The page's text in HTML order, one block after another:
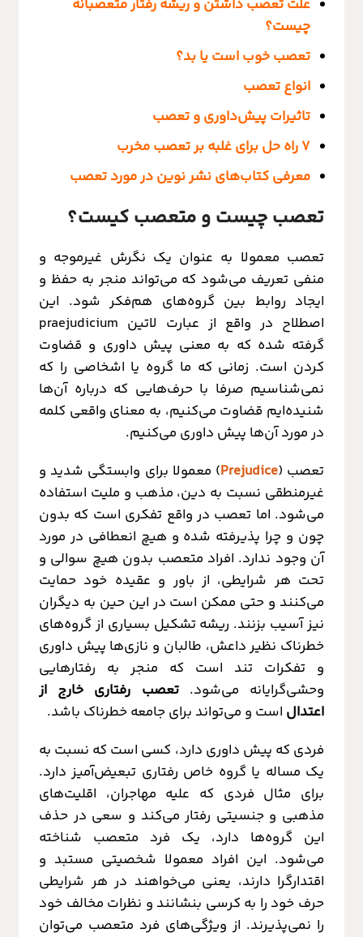
علت تعصب داشتن و ریشه رفتار متعصبانه
چیست؟
تعصب خوب است یا بد؟
انواع تعصب
تاثیرات پیش‌داوری و تعصب
۷ راه حل برای غلبه بر تعصب مخرب
معرفی کتاب‌های نشر نوین در مورد تعصب
تعصب چیست و متعصب کیست؟
تعصب معمولا به عنوان یک نگرش غیرموجه و
منفی تعریف می‌شود که می‌تواند منجر به حفظ و
ایجاد روابط بین گروه‌های هم‌فکر شود. این
اصطلاح در واقع از عبارت لاتین praejudicium
گرفته شده که به معنی پیش داوری و قضاوت
کردن است. زمانی که ما گروه یا اشخاصی را که
نمی‌شناسیم صرفا با حرف‌هایی که درباره آن‌ها
شنیده‌ایم قضاوت می‌کنیم، به معنای واقعی کلمه
در مورد آن‌ها پیش داوری می‌کنیم.
تعصب (Prejudice) معمولا برای وابستگی شدید و
غیرمنطقی نسبت به دین، مذهب و ملیت استفاده
می‌شود. اما تعصب در واقع تفکری است که بدون
چون و چرا پذیرفته شده و هیچ انعطافی در مورد
آن وجود ندارد. افراد متعصب بدون هیچ سوالی و
تحت هر شرایطی، از باور و عقیده خود حمایت
می‌کنند و حتی ممکن است در این حین به دیگران
نیز آسیب بزنند. ریشه تشکیل بسیاری از گروه‌های
خطرناک نظیر داعش، طالبان و نازی‌ها پیش داوری
و تفکرات تند است که منجر به رفتارهایی
وحشی‌گرایانه می‌شود.تعصب رفتاری خارج از
اعتدال است و می‌تواند برای جامعه خطرناک باشد.
فردی که پیش داوری دارد، کسی است که نسبت به
یک مساله یا گروه خاص رفتاری تبعیض‌آمیز دارد.
برای مثال فردی که علیه مهاجران، اقلیت‌های
مذهبی و جنسیتی رفتار می‌کند و سعی در حذف
این گروه‌ها دارد، یک فرد متعصب شناخته
می‌شود. این افراد معمولا شخصیتی مستبد و
اقتدارگرا دارند، یعنی می‌خواهند در هر شرایطی
حرف خود را به کرسی بنشانند و نظرات مخالف خود
را نمی‌پذیرند. از ویژگی‌های فرد متعصب می‌توان